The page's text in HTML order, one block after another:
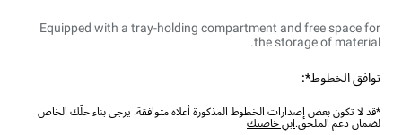
Equipped with a tray-holding compartment and free space for
the storage of material.
توافق الخطوط*:
*قد لا تكون بعض إصدارات الخطوط المذكورة أعلاه متوافقة. يرجى بناء حلّك الخاص
لضمان دعم الملحق.ابنِ خاصتك